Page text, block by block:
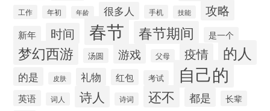
工作 年初 年龄 很多人 手机 技能 攻略
新年 时间 春节 春节期间 是一个
梦幻西游 汤圆 游戏 父母 疫情 的人
的是 皮肤 礼物 红包 考试 自己的
英语 词人 诗人 诗词 还不 都是 长辈